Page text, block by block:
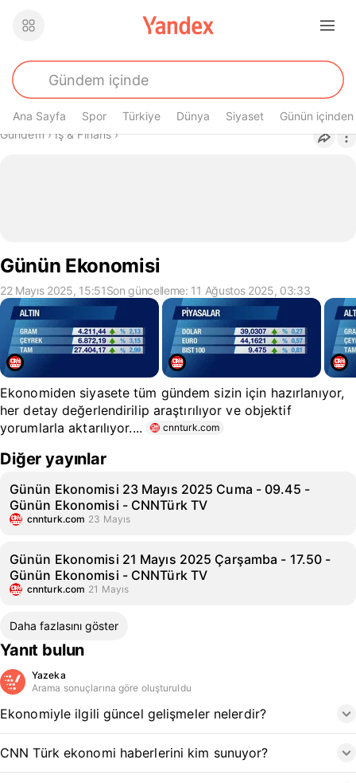
Ana Sayfa Spor Türkiye Dünya Siyaset Günün içinden
Buradasın
Gündem› İş & Finans›
Günün Ekonomisi
22 Mayıs 2025, 15:51Son güncelleme: 11 Ağustos 2025, 03:33
Ekonomiden siyasete tüm gündem sizin için hazırlanıyor,
her detay değerlendirilip araştırılıyor ve objektif
yorumlarla aktarılıyor....
cnnturk.com
Diğer yayınlar
Günün Ekonomisi 23 Mayıs 2025 Cuma - 09.45 -
Günün Ekonomisi - CNNTürk TV
cnnturk.com 23 Mayıs
Günün Ekonomisi 21 Mayıs 2025 Çarşamba - 17.50 -
Günün Ekonomisi - CNNTürk TV
cnnturk.com 21 Mayıs
Daha fazlasını göster
Yanıt bulun
Yazeka
Arama sonuçlarına göre oluşturuldu
Ekonomiyle ilgili güncel gelişmeler nelerdir?
CNN Türk ekonomi haberlerini kim sunuyor?